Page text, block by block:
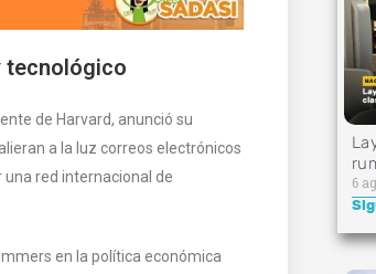
tecnológico
de Harvard, anunció su
a la luz correos electrónicos
red internacional de
en la política económica
6